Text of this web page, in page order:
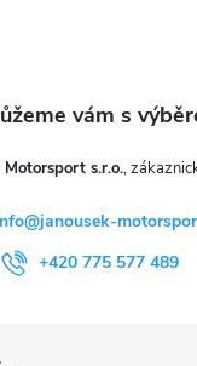
Motorsport s.r.o.
@janousek-
+420 775 577 489